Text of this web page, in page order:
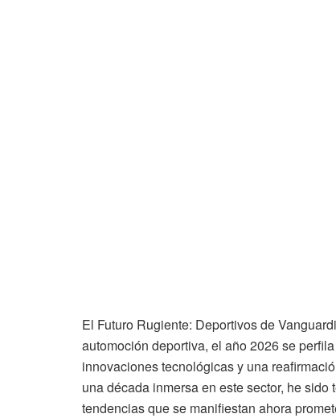
El Futuro Rugiente: Deportivos de
automoción deportiva, el año 2026 se
innovaciones tecnológicas y una
una década inmersa en este sector, he
tendencias que se manifiestan ahora